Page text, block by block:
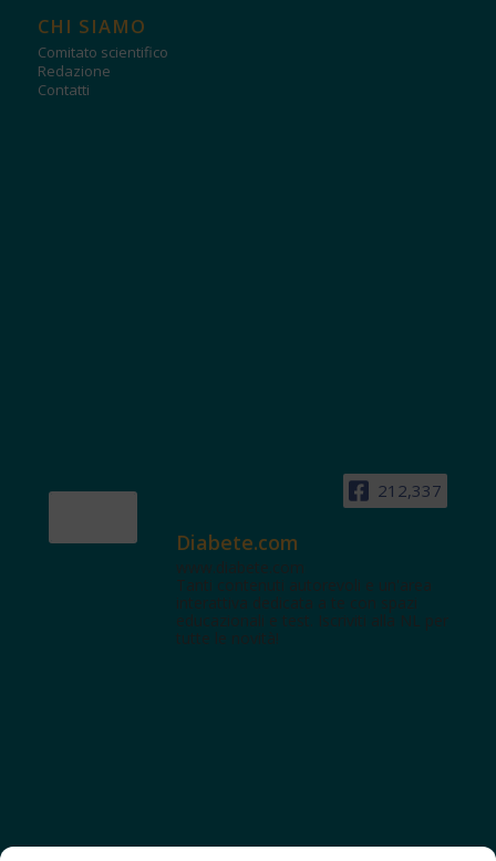
CHI SIAMO
Comitato scientifico
Redazione
Contatti
212,337
Diabete.com
www.diabete.com
Tanti contenuti autorevoli e un'area
interattiva dedicata a te con spazi
educazionali e test. Iscriviti alla NL per
tutte le novità!